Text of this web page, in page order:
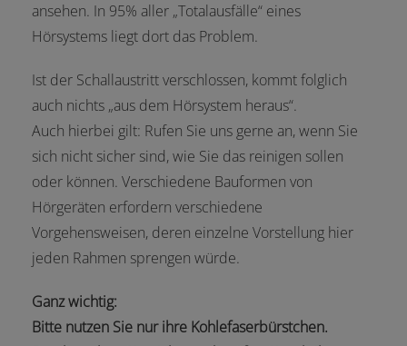
ansehen. In 95% aller „Totalausfälle“ eines
Hörsystems liegt dort das Problem.
Ist der Schallaustritt verschlossen, kommt folglich
auch nichts „aus dem Hörsystem heraus“.
Auch hierbei gilt: Rufen Sie uns gerne an, wenn Sie
sich nicht sicher sind, wie Sie das reinigen sollen
oder können. Verschiedene Bauformen von
Hörgeräten erfordern verschiedene
Vorgehensweisen, deren einzelne Vorstellung hier
jeden Rahmen sprengen würde.
Ganz wichtig:
Bitte nutzen Sie nur ihre Kohlefaserbürstchen.